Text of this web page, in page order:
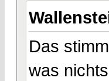
Das
was